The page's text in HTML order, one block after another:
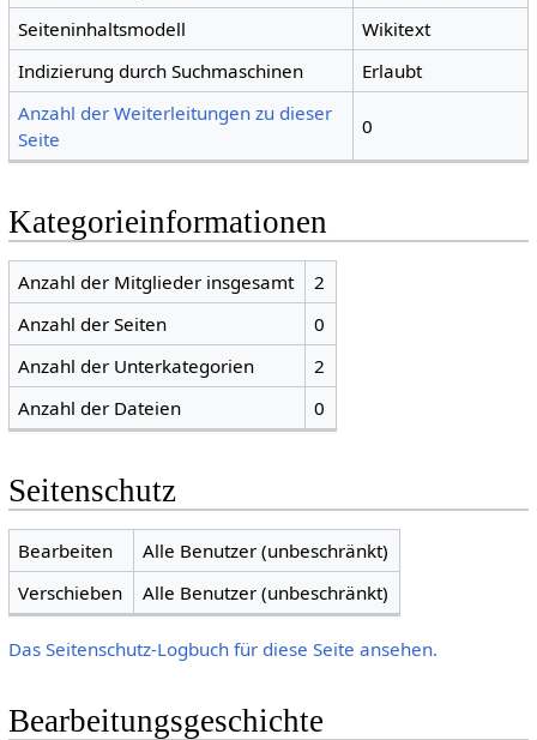
Seiteninhaltsmodell
Wikitext
Indizierung durch Suchmaschinen
Erlaubt
Anzahl der Weiterleitungen zu dieser
Seite
0
Kategorieinformationen
Anzahl der Mitglieder insgesamt
2
Anzahl der Seiten
0
Anzahl der Unterkategorien
2
Anzahl der Dateien
0
Seitenschutz
Bearbeiten
Alle Benutzer (unbeschränkt)
Verschieben
Alle Benutzer (unbeschränkt)
Das Seitenschutz-Logbuch für diese Seite ansehen.
Bearbeitungsgeschichte